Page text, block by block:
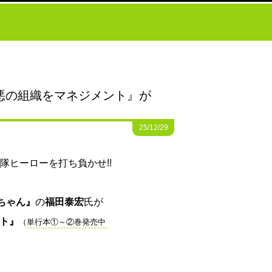
の組織をマネジメント』が
25/12/29
ヒーローを打ち負かせ!!
ゃん』の福田泰宏氏が
』
（単行本①～②巻発売中